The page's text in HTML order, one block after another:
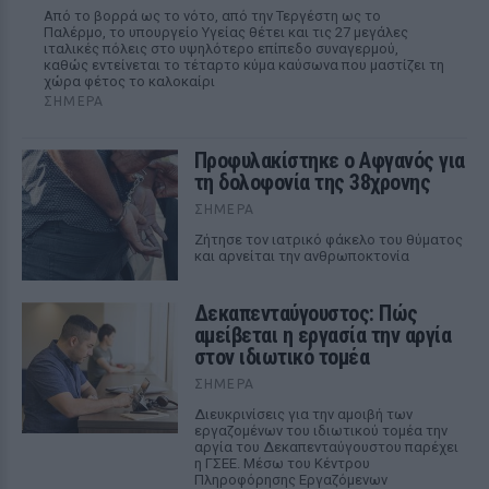
Από το βορρά ως το νότο, από την Τεργέστη ως το
Παλέρμο, το υπουργείο Υγείας θέτει και τις 27 μεγάλες
ιταλικές πόλεις στο υψηλότερο επίπεδο συναγερμού,
καθώς εντείνεται το τέταρτο κύμα καύσωνα που μαστίζει τη
χώρα φέτος το καλοκαίρι
ΣΉΜΕΡΑ
Προφυλακίστηκε ο Αφγανός για
τη δολοφονία της 38χρονης
ΣΉΜΕΡΑ
Ζήτησε τον ιατρικό φάκελο του θύματος
και αρνείται την ανθρωποκτονία
Δεκαπενταύγουστος: Πώς
αμείβεται η εργασία την αργία
στον ιδιωτικό τομέα
ΣΉΜΕΡΑ
Διευκρινίσεις για την αμοιβή των
εργαζομένων του ιδιωτικού τομέα την
αργία του Δεκαπενταύγουστου παρέχει
η ΓΣΕΕ. Μέσω του Κέντρου
Πληροφόρησης Εργαζόμενων